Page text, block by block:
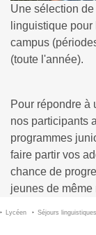
Une sélection
linguistique
campus
(toute l'année).
Pour répondre à
nos participants
programmes
faire partir vos
chance de
jeunes de même
Lycéen Séjours